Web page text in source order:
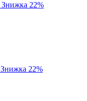
Знижка 22%
Знижка 22%